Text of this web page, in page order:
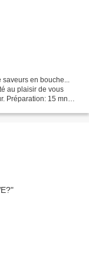
en bouche...
au plaisir de vous
Préparation: 15 mn